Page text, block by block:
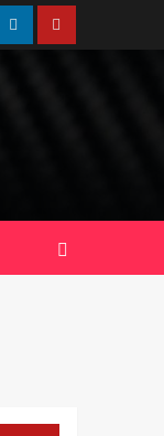
LinkedinYoutube